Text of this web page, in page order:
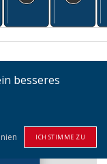
besseres
ICH STIMME ZU